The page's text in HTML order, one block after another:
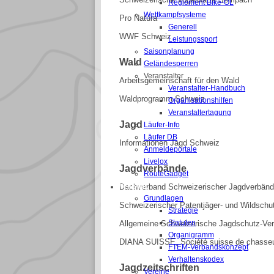
Reglement Bike-OL
Wettkampfsysteme
Generell
Leistungssport
Saisonplanung
Geländesperren
Veranstalter
Veranstalter-Handbuch
Organisationshilfen
Veranstaltertagung
Läufer-Info
Läufer DB
Anmeldeportale
Livelox
RouteGadget
VERBAND
Grundlagen
Strategie
Statuten
Organigramm
FTEM-Verbandskonzept
Verhaltenskodex
Vereine
Pro Natura
WWF Schweiz
Wald
Arbeitsgemeinschaft für den Wald
Waldprogramm Schweiz
Jagd
Informationen Jagd Schweiz
Jagdverbände
Dachverband Schweizerischer
Schweizerischer Patentjäger- und
Allgemeine Schweizerische Jagdschutz-
DIANA SUISSE, Société suisse de
Jagdzeitschriften